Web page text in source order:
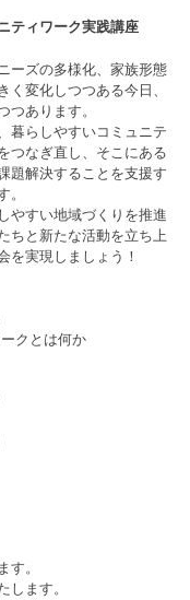
ティワーク実践講座
ーズの多様化、家族形態
変化しつつある今日、
つあります。
暮らしやすいコミュニテ
つなぎ直し、そこにある
題解決することを支援す
。
やすい地域づくりを推進
ちと新たな活動を立ち上
を実現しましょう！
クとは何か
す。
ます。